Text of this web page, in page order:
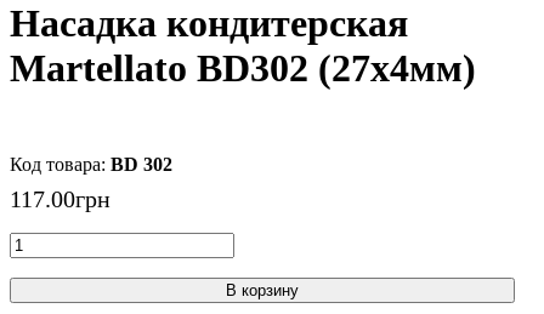
Насадка кондитерская
Martellato BD302 (27х4мм)
BD 302
117.00грн
В корзину